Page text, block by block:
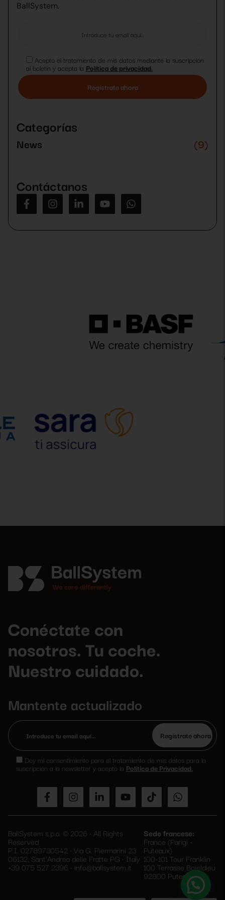
BallSystem.
Acepto el tratamiento de mis datos mediante la suscripción
al boletín y acepta la Política de privacidad.
este
campo
vacío.
Categorías
News (9)
Contáctanos
Conéctate con
nosotros. Tu coche.
Nuestro cuidado.
Mantente actualizado
Por
favor,
deja
campo
vacío.
Doy mi consentimiento para el tratamiento de mis datos para la
suscripción a la newsletter y acepto la Política de Privacidad.
BallSystem s.p.a. © 2026 • All Rights
Reserved
P.I. 02789730542 • Via G. Piermarini 23
06132, Sant'Andrea delle Fratte PG • Italy
+39 075 527 2396 • info@ballsystem.it
Sede francese:
France (Parigi -
Puteaux)
100-101 Tour Franklin
100 Terrasse Boieldieu
92800 Puteaux